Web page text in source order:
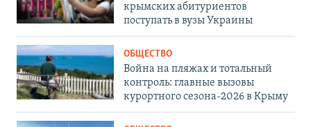
крымских абитуриентов
поступать в вузы Украины
ОБЩЕСТВО
Война на пляжах и тотальный
контроль: главные вызовы
курортного сезона-2026 в Крыму